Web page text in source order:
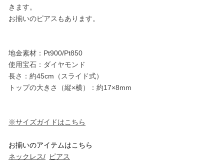
きます。
お揃いのピアスもあります。
地金素材：Pt900/Pt850
使用宝石：ダイヤモンド
長さ：約45cm（スライド式）
トップの大きさ（縦×横）：約17×8mm
※サイズガイドはこちら
お揃いのアイテムはこちら
ネックレス/ ピアス